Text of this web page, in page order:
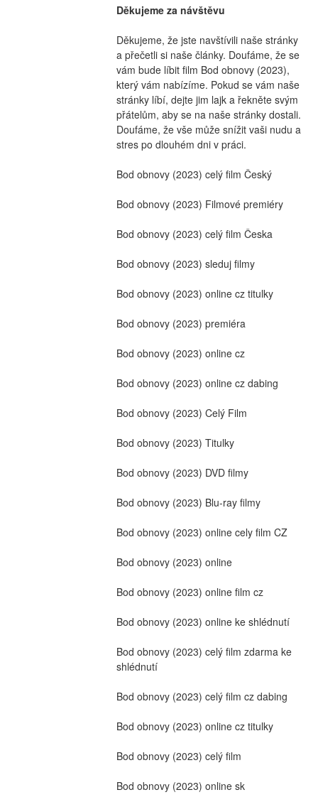
Děkujeme za návštěvu
Děkujeme, že jste navštívili naše stránky
a přečetli si naše články. Doufáme, že se
vám bude líbit film Bod obnovy (2023),
který vám nabízíme. Pokud se vám naše
stránky líbí, dejte jim lajk a řekněte svým
přátelům, aby se na naše stránky dostali.
Doufáme, že vše může snížit vaši nudu a
stres po dlouhém dni v práci.
Bod obnovy (2023) celý film Český
Bod obnovy (2023) Filmové premiéry
Bod obnovy (2023) celý film Česka
Bod obnovy (2023) sleduj filmy
Bod obnovy (2023) online cz titulky
Bod obnovy (2023) premiéra
Bod obnovy (2023) online cz
Bod obnovy (2023) online cz dabing
Bod obnovy (2023) Celý Film
Bod obnovy (2023) Titulky
Bod obnovy (2023) DVD filmy
Bod obnovy (2023) Blu-ray filmy
Bod obnovy (2023) online cely film CZ
Bod obnovy (2023) online
Bod obnovy (2023) online film cz
Bod obnovy (2023) online ke shlédnutí
Bod obnovy (2023) celý film zdarma ke
shlédnutí
Bod obnovy (2023) celý film cz dabing
Bod obnovy (2023) online cz titulky
Bod obnovy (2023) celý film
Bod obnovy (2023) online sk